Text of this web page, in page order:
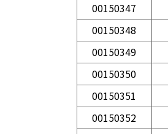
00150347
00150348
00150349
00150350
00150351
00150352